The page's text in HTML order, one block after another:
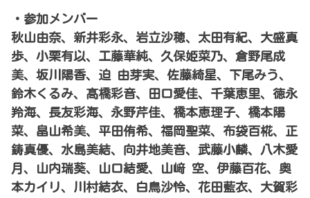
・参加メンバー
秋山由奈、新井彩永、岩立沙穂、太田有紀、大盛真
歩、小栗有以、工藤華純、久保姫菜乃、倉野尾成
美、坂川陽香、迫 由芽実、佐藤綺星、下尾みう、
鈴木くるみ、髙橋彩音、田口愛佳、千葉恵里、徳永
羚海、長友彩海、永野芹佳、橋本恵理子、橋本陽
菜、畠山希美、平田侑希、福岡聖菜、布袋百椛、正
鋳真優、水島美結、向井地美音、武藤小麟、八木愛
月、山内瑞葵、山口結愛、山﨑 空、伊藤百花、奥
本カイリ、川村結衣、白鳥沙怜、花田藍衣、大賀彩